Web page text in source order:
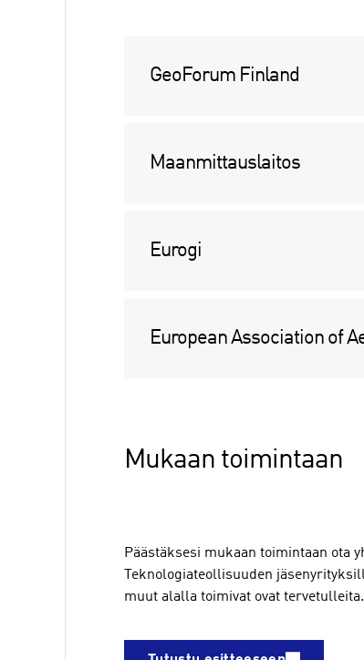
GeoForum Finland
Maanmittauslaitos
Eurogi
European Association of
Mukaan toimintaan
Päästäksesi mukaan toimintaan ota
Teknologiateollisuuden
muut alalla toimivat ovat tervetulleita.